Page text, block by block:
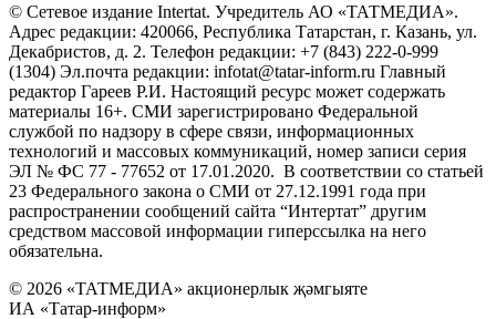
© Сетевое издание Intertat. Учредитель АО «ТАТМЕДИА».
Адрес редакции: 420066, Республика Татарстан, г. Казань, ул.
Декабристов, д. 2. Телефон редакции: +7 (843) 222-0-999
(1304) Эл.почта редакции: infotat@tatar-inform.ru Главный
редактор Гареев Р.И. Настоящий ресурс может содержать
материалы 16+. СМИ зарегистрировано Федеральной
службой по надзору в сфере связи, информационных
технологий и массовых коммуникаций, номер записи серия
ЭЛ № ФС 77 - 77652 от 17.01.2020. В соответствии со статьей
23 Федерального закона о СМИ от 27.12.1991 года при
распространении сообщений сайта “Интертат” другим
средством массовой информации гиперссылка на него
обязательна.
© 2026 «ТАТМЕДИА» акционерлык җәмгыяте
ИА «Татар-информ»